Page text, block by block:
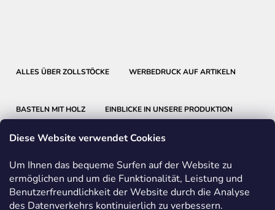
Diese Website verwendet Cookies
Um Ihnen das bequeme Surfen auf der Website zu
ermöglichen und um die Funktionalität, Leistung und
Benutzerfreundlichkeit der Website durch die Analyse
des Datenverkehrs kontinuierlich zu verbessern.
ALLES ÜBER ZOLLSTÖCKE WERBEDRUCK AUF ARTIKELN
BASTELN MIT HOLZ EINBLICKE IN UNSERE PRODUKTION
METRIE BMI
FABER-CASTELL